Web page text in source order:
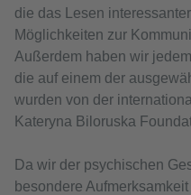
die das Lesen
Möglichkeiten zur
Außerdem haben wir
die auf einem der
wurden von der
Kateryna Biloruska
Da wir der psychischen
besondere